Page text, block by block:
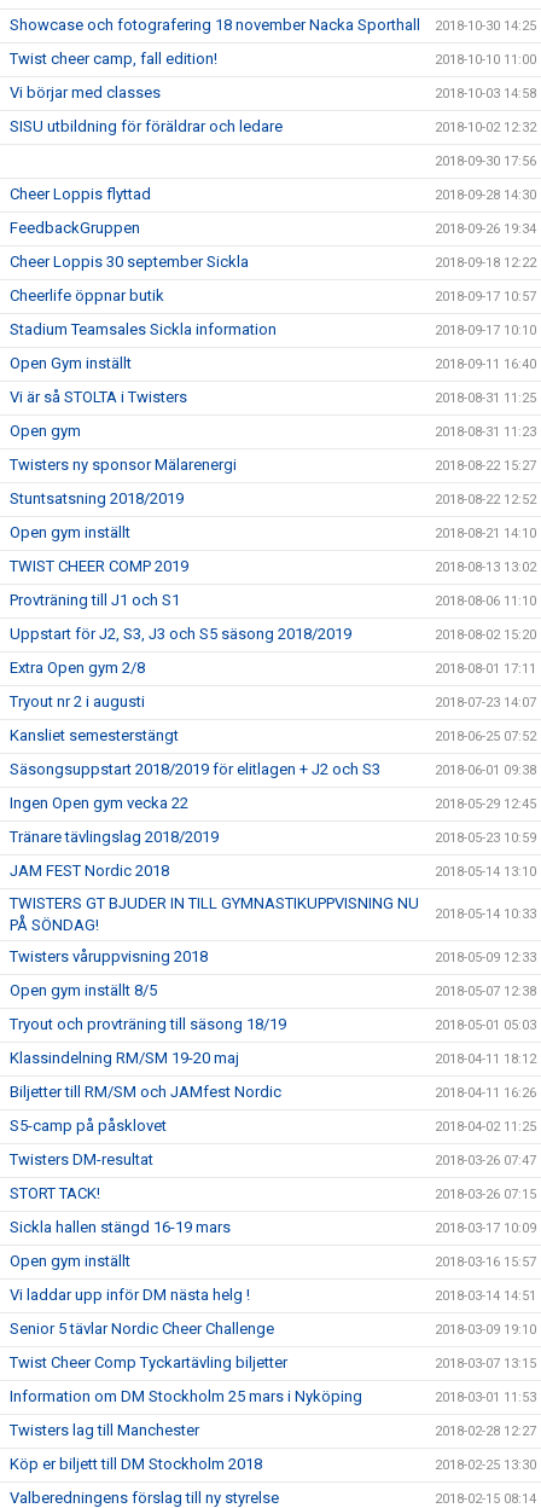
Showcase och fotografering 18 november Nacka Sporthall 2018-10-30 14:25
Twist cheer camp, fall edition! 2018-10-10 11:00
Vi börjar med classes 2018-10-03 14:58
SISU utbildning för föräldrar och ledare 2018-10-02 12:32
2018-09-30 17:56
Cheer Loppis flyttad 2018-09-28 14:30
FeedbackGruppen 2018-09-26 19:34
Cheer Loppis 30 september Sickla 2018-09-18 12:22
Cheerlife öppnar butik 2018-09-17 10:57
Stadium Teamsales Sickla information 2018-09-17 10:10
Open Gym inställt 2018-09-11 16:40
Vi är så STOLTA i Twisters 2018-08-31 11:25
Open gym 2018-08-31 11:23
Twisters ny sponsor Mälarenergi 2018-08-22 15:27
Stuntsatsning 2018/2019 2018-08-22 12:52
Open gym inställt 2018-08-21 14:10
TWIST CHEER COMP 2019 2018-08-13 13:02
Provträning till J1 och S1 2018-08-06 11:10
Uppstart för J2, S3, J3 och S5 säsong 2018/2019 2018-08-02 15:20
Extra Open gym 2/8 2018-08-01 17:11
Tryout nr 2 i augusti 2018-07-23 14:07
Kansliet semesterstängt 2018-06-25 07:52
Säsongsuppstart 2018/2019 för elitlagen + J2 och S3 2018-06-01 09:38
Ingen Open gym vecka 22 2018-05-29 12:45
Tränare tävlingslag 2018/2019 2018-05-23 10:59
JAM FEST Nordic 2018 2018-05-14 13:10
TWISTERS GT BJUDER IN TILL GYMNASTIKUPPVISNING NU
PÅ SÖNDAG!
2018-05-14 10:33
Twisters våruppvisning 2018 2018-05-09 12:33
Open gym inställt 8/5 2018-05-07 12:38
Tryout och provträning till säsong 18/19 2018-05-01 05:03
Klassindelning RM/SM 19-20 maj 2018-04-11 18:12
Biljetter till RM/SM och JAMfest Nordic 2018-04-11 16:26
S5-camp på påsklovet 2018-04-02 11:25
Twisters DM-resultat 2018-03-26 07:47
STORT TACK! 2018-03-26 07:15
Sickla hallen stängd 16-19 mars 2018-03-17 10:09
Open gym inställt 2018-03-16 15:57
Vi laddar upp inför DM nästa helg ! 2018-03-14 14:51
Senior 5 tävlar Nordic Cheer Challenge 2018-03-09 19:10
Twist Cheer Comp Tyckartävling biljetter 2018-03-07 13:15
Information om DM Stockholm 25 mars i Nyköping 2018-03-01 11:53
Twisters lag till Manchester 2018-02-28 12:27
Köp er biljett till DM Stockholm 2018 2018-02-25 13:30
Valberedningens förslag till ny styrelse 2018-02-15 08:14